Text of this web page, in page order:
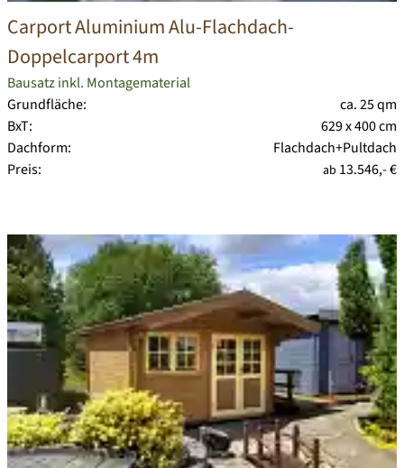
Carport Aluminium Alu-Flachdach-
Doppelcarport 4m
Bausatz inkl. Montagematerial
Grundfläche:
ca. 25 qm
BxT:
629 x 400 cm
Dachform:
Flachdach+Pultdach
Preis:
ab 13.546,- €